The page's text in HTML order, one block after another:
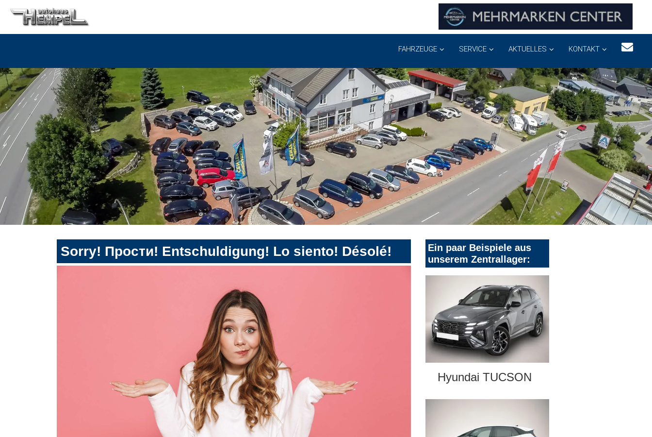
FAHRZEUGE SERVICE AKTUELLES KONTAKT
Sorry! Прости! Entschuldigung! Lo siento! Désolé!
Ein paar Beispiele aus
unserem Zentrallager:
Hyundai TUCSON